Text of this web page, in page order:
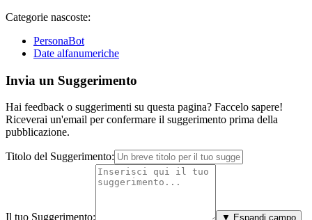
Categorie nascoste:
PersonaBot
Date alfanumeriche
Invia un Suggerimento
Hai feedback o suggerimenti su questa pagina? Faccelo sapere!
Riceverai un'email per confermare il suggerimento prima della
pubblicazione.
Titolo del Suggerimento:
Il tuo Suggerimento: ▼ Espandi campo